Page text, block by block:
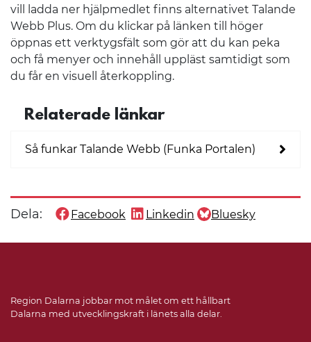
vill ladda ner hjälpmedlet finns alternativet Talande
Webb Plus. Om du klickar på länken till höger
öppnas ett verktygsfält som gör att du kan peka
och få menyer och innehåll uppläst samtidigt som
du får en visuell återkoppling.
Relaterade länkar
Så funkar Talande Webb (Funka Portalen)
Dela: Dela denna sida på
Facebook
Dela denna sida på
Linkedin
Dela denna sida på
Bluesky
Region Dalarna jobbar mot målet om ett hållbart
Dalarna med utvecklingskraft i länets alla delar.